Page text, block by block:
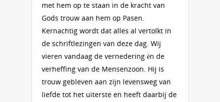
met hem op te staan in de kracht van
Gods trouw aan hem op Pasen.
Kernachtig wordt dat alles al vertolkt in
de schriftlezingen van deze dag. Wij
vieren vandaag de vernedering én de
verheffing van de Mensenzoon. Hij is
trouw gebleven aan zijn levensweg van
liefde tot het uiterste en heeft daarbij de